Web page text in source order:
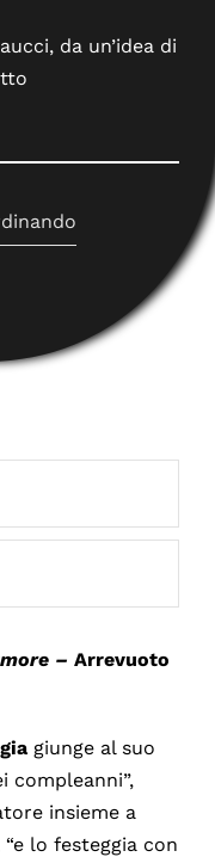
da un’idea di
– Arrevuoto
giunge al suo
compleanni”,
insieme a
lo festeggia con